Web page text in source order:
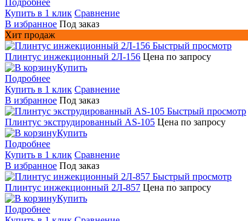
Купить в 1 клик Сравнение
В избранное Под заказ
Хит продаж
Быстрый просмотр
Плинтус инжекционный 2Л-156 Цена по запросу
Купить
Подробнее
Купить в 1 клик Сравнение
В избранное Под заказ
Быстрый просмотр
Плинтус экструдированный AS-105 Цена по запросу
Купить
Подробнее
Купить в 1 клик Сравнение
В избранное Под заказ
Быстрый просмотр
Плинтус инжекционный 2Л-857 Цена по запросу
Купить
Подробнее